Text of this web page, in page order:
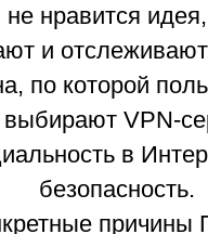
не нравится
и
по которой
выбирают VPN-
в
безопасность.